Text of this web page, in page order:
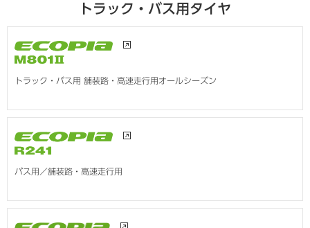
トラック・バス用タイヤ
トラック・バス用 舗装路・高速走行用オールシーズン
バス用／舗装路・高速走行用